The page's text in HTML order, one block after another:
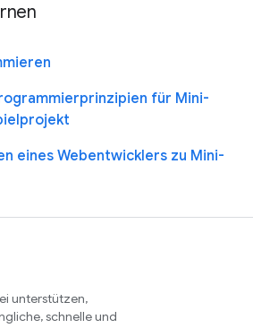
für Mini-
eines Webentwicklers zu Mini-
unterstützen,
schnelle und